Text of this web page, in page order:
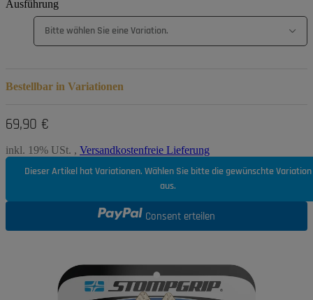
Ausführung
Bitte wählen Sie eine Variation.
Bestellbar in Variationen
69,90 €
inkl. 19% USt. , Versandkostenfreie Lieferung
Dieser Artikel hat Variationen. Wählen Sie bitte die gewünschte Variation
aus.
Consent erteilen